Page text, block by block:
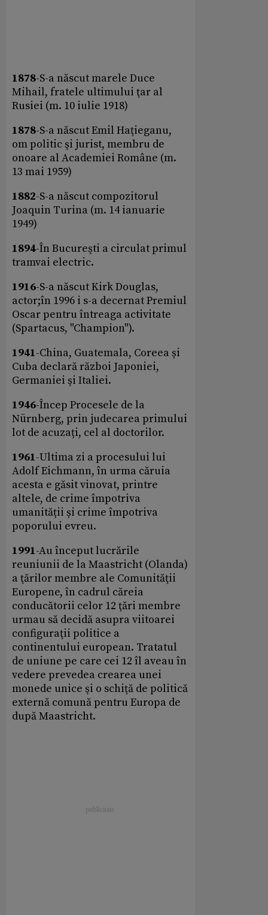
1878-S-a născut marele Duce
Mihail, fratele ultimului ţar al
Rusiei (m. 10 iulie 1918)
1878-S-a născut Emil Haţieganu,
om politic şi jurist, membru de
onoare al Academiei Române (m.
13 mai 1959)
1882-S-a născut compozitorul
Joaquin Turina (m. 14 ianuarie
1949)
1894-În Bucureşti a circulat primul
tramvai electric.
1916-S-a născut Kirk Douglas,
actor;în 1996 i s-a decernat Premiul
Oscar pentru întreaga activitate
(Spartacus, "Champion").
1941-China, Guatemala, Coreea și
Cuba declară război Japoniei,
Germaniei şi Italiei.
1946-Încep Procesele de la
Nürnberg, prin judecarea primului
lot de acuzați, cel al doctorilor.
1961-Ultima zi a procesului lui
Adolf Eichmann, în urma căruia
acesta e găsit vinovat, printre
altele, de crime împotriva
umanității și crime împotriva
poporului evreu.
1991-Au început lucrările
reuniunii de la Maastricht (Olanda)
a ţărilor membre ale Comunităţii
Europene, în cadrul căreia
conducătorii celor 12 ţări membre
urmau să decidă asupra viitoarei
configuraţii politice a
continentului european. Tratatul
de uniune pe care cei 12 îl aveau în
vedere prevedea crearea unei
monede unice şi o schiţă de politică
externă comună pentru Europa de
după Maastricht.